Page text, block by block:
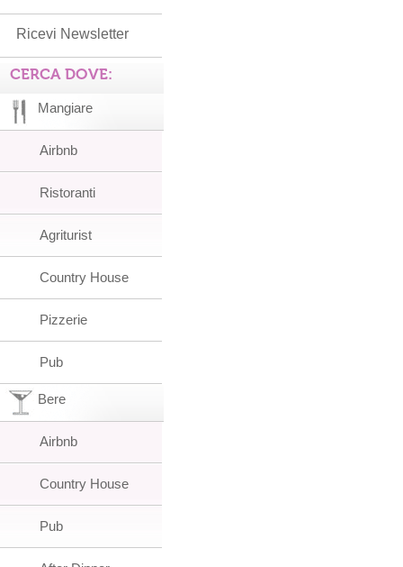
Ricevi Newsletter
CERCA DOVE:
Mangiare
Airbnb
Ristoranti
Agriturist
Country House
Pizzerie
Pub
Bere
Airbnb
Country House
Pub